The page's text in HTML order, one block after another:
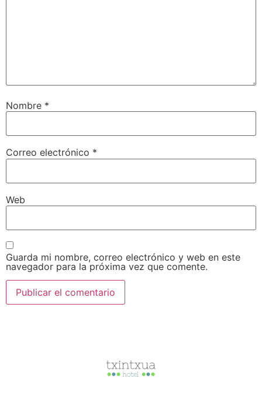
Nombre *
Correo electrónico *
Web
Guarda mi nombre, correo electrónico y web en este
navegador para la próxima vez que comente.